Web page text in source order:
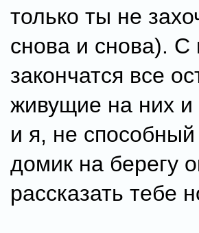
только ты не
снова и снова). С
закончатся все
живущие на них
и я, не
домик на берегу
рассказать тебе